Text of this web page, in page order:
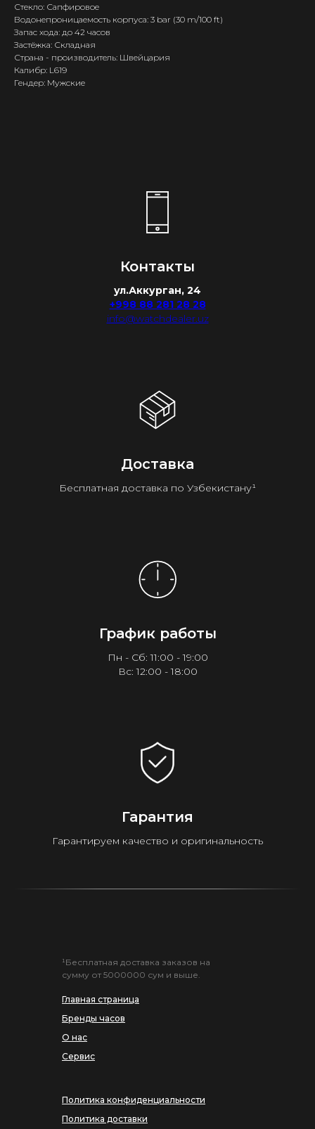
Стекло: Сапфировое
Водонепроницаемость корпуса: 3 bar (30 m/100 ft)
Запас хода: до 42 часов
Застёжка: Складная
Страна - производитель: Швейцария
Калибр: L619
Гендер: Мужские
Контакты
ул.Аккурган, 24
+998 88 281 28 28
info@watchdealer.uz
Доставка
Бесплатная доставка по Узбекистану¹
График работы
Пн - Сб: 11:00 - 19:00
Вс: 12:00 - 18:00
Гарантия
Гарантируем качество и оригинальность
Главная страница
Бренды часов
О нас
Сервис
¹Бесплатная доставка заказов на
сумму от 5000000 сум и выше.
Политика конфиденциальности
Политика доставки